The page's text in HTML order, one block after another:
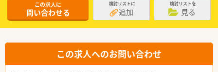
この求人に
問い合わせる
検討リストに
追加
検討リストを
見る
この求人へのお問い合わせ